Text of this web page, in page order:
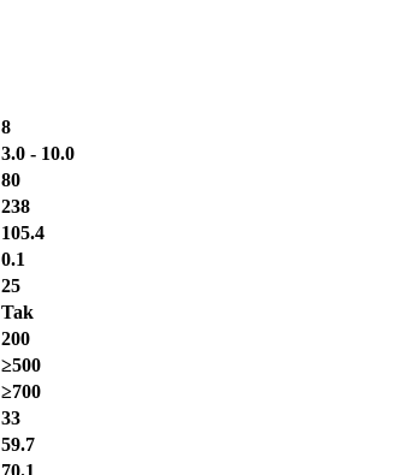
8
3.0 - 10.0
80
238
105.4
0.1
25
Tak
200
≥500
≥700
33
59.7
70.1